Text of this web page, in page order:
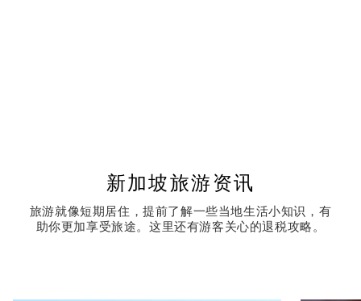
新加坡旅游资讯
旅游就像短期居住，提前了解一些当地生活小知识，有
助你更加享受旅途。这里还有游客关心的退税攻略。